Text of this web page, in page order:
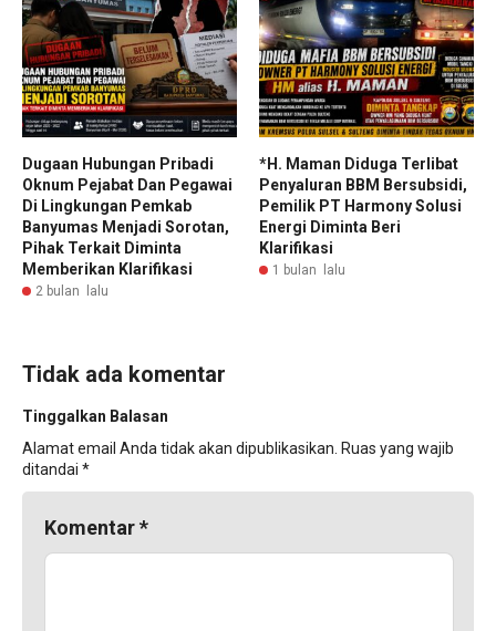
Dugaan Hubungan Pribadi
Oknum Pejabat Dan Pegawai
Di Lingkungan Pemkab
Banyumas Menjadi Sorotan,
Pihak Terkait Diminta
Memberikan Klarifikasi
2 bulan lalu
*H. Maman Diduga Terlibat
Penyaluran BBM Bersubsidi,
Pemilik PT Harmony Solusi
Energi Diminta Beri
Klarifikasi
1 bulan lalu
Tidak ada komentar
Tinggalkan Balasan
Alamat email Anda tidak akan dipublikasikan. Ruas yang wajib
ditandai *
Komentar*